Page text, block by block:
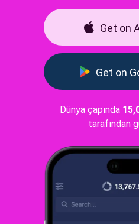
Get on
Get on
Dünya çapında
tarafından